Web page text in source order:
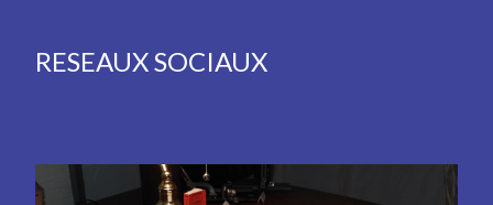
RESEAUX SOCIAUX